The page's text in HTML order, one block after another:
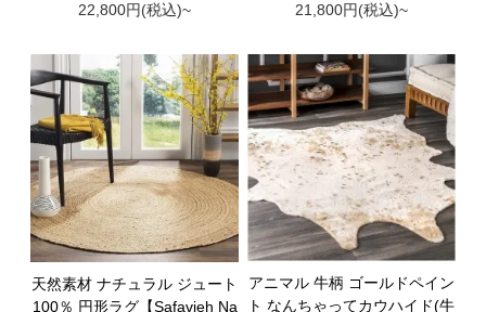
22,800円(税込)~
21,800円(税込)~
天然素材 ナチュラル ジュート
100％ 円形ラグ【Safavieh Na
アニマル 牛柄 ゴールドペイン
ト なんちゃってカウハイド(牛